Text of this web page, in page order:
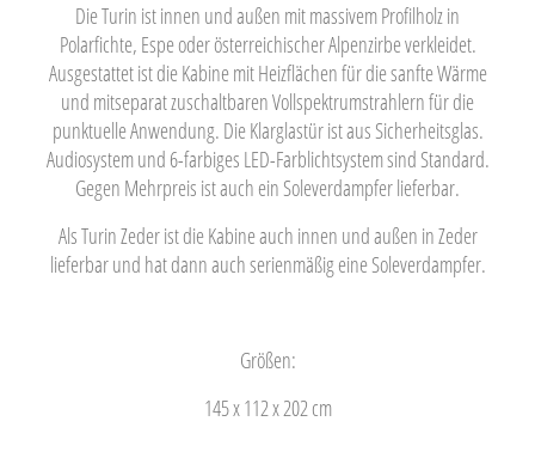
Die Turin ist innen und außen mit massivem Profilholz in
Polarfichte, Espe oder österreichischer Alpenzirbe verkleidet.
Ausgestattet ist die Kabine mit Heizflächen für die sanfte Wärme
und mitseparat zuschaltbaren Vollspektrumstrahlern für die
punktuelle Anwendung. Die Klarglastür ist aus Sicherheitsglas.
Audiosystem und 6-farbiges LED-Farblichtsystem sind Standard.
Gegen Mehrpreis ist auch ein Soleverdampfer lieferbar.
Als Turin Zeder ist die Kabine auch innen und außen in Zeder
lieferbar und hat dann auch serienmäßig eine Soleverdampfer.
Größen:
145 x 112 x 202 cm